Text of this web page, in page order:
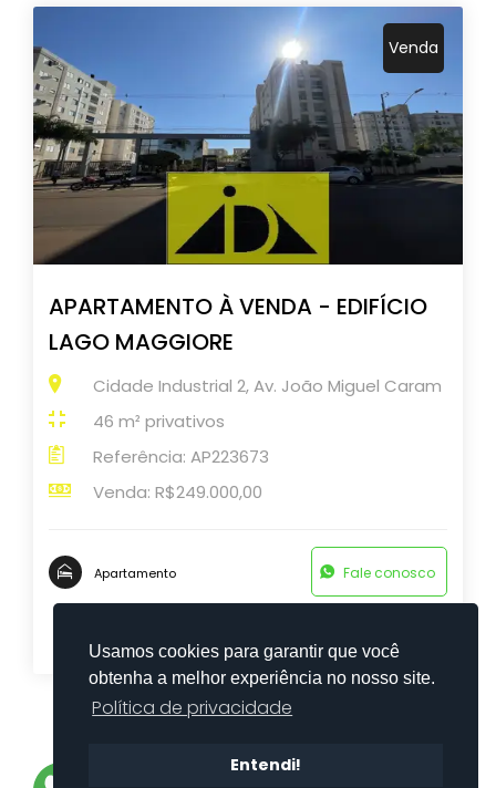
Usamos cookies para garantir que você
obtenha a melhor experiência no nosso site.
Política de privacidade
Entendi!
Venda
APARTAMENTO À VENDA - EDIFÍCIO
LAGO MAGGIORE
Cidade Industrial 2, Av. João Miguel Caram
46 m² privativos
Referência: AP223673
Venda: R$249.000,00
Apartamento Fale conosco